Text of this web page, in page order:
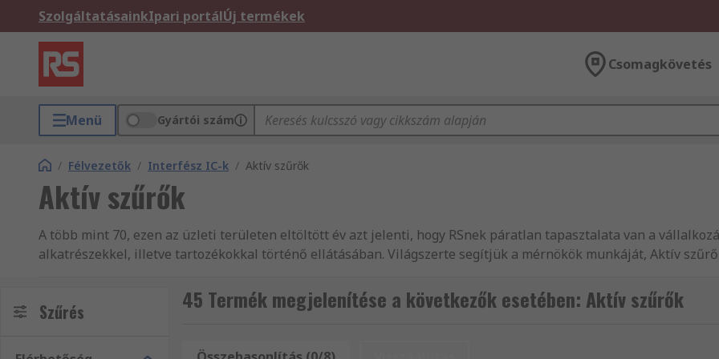
SzolgáltatásainkIpari portálÚj termékek
Csomagkövetés
Menü Gyártói szám
/ Félvezetők / Interfész IC-k / Aktív szűrők
Aktív szűrők
A több mint 70, ezen az üzleti területen eltöltött év azt jelenti, hogy RSnek páratlan tapasztalata van a
alkatrészekkel, illetve tartozékokkal történő ellátásában. Világszerte segítjük a mérnökök munkáját, Aktív
vevőszolgálatunkban, legyen Ethernet adó-vevő, vagy USB vezérlő. Texas Instruments termékeket keres? A mi
terméktartományunkban bármire is legyen szüksége, azt könnyen megtalálja. Több mint 145 000 alkatrészt
lett fejlesztve, hogy támogassa és vezesse minden lépését. Az RS Elektronikus alkatrészek, elektromos
Szűrés 45 Termék megjelenítése a következők esetében: Aktív szűrők